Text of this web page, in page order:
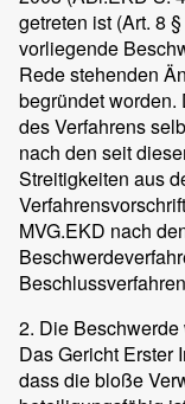
getreten ist (Art. 8
vorliegende
Rede stehenden
begründet worden.
des Verfahrens
nach den seit
Streitigkeiten aus
MVG.EKD nach
2. Die
Das Gericht Erster
dass die bloße